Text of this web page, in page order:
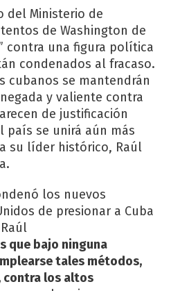
del Ministerio de
de Washington de
contra una figura política
condenados al fracaso.
cubanos se mantendrán
y valiente contra
de justificación
país se unirá aún más
su líder histórico, Raúl
los nuevos
de presionar a Cuba
que bajo ninguna
tales métodos,
contra los altos